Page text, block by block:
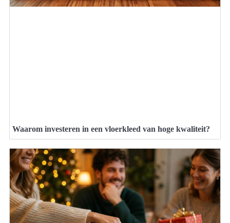
Waarom investeren in een vloerkleed van hoge kwaliteit?